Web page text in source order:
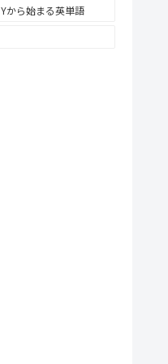
Yから始まる英単語